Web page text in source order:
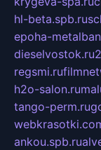
hl-beta.spb.ru
epoha-
dieselvostok.ru
regsmi.ru
h2o-salon.ru
tango-perm.ru
ankou.spb.ru